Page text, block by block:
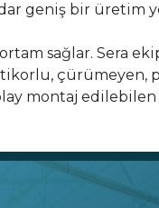
geniş bir üretim
sağlar. Sera
çürümeyen,
montaj